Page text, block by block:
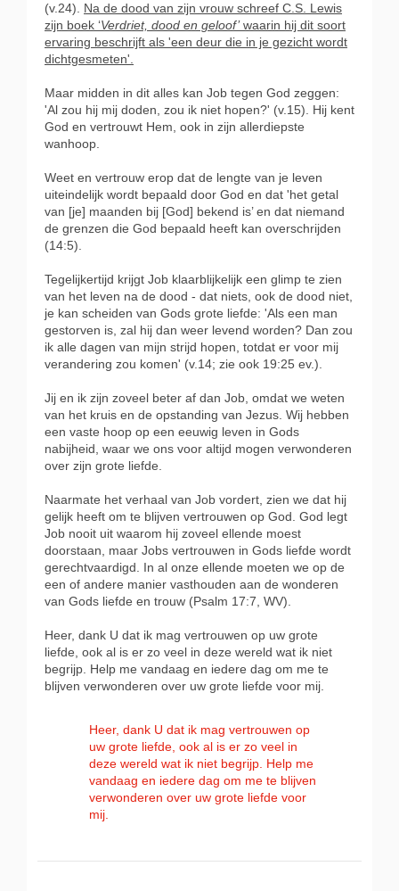
(v.24). Na de dood van zijn vrouw schreef C.S. Lewis
zijn boek ‘Verdriet, dood en geloof’waarin hij dit soort
ervaring beschrijft als 'een deur die in je gezicht wordt
dichtgesmeten'.
Maar midden in dit alles kan Job tegen God zeggen:
'Al zou hij mij doden, zou ik niet hopen?' (v.15). Hij kent
God en vertrouwt Hem, ook in zijn allerdiepste
wanhoop.
Weet en vertrouw erop dat de lengte van je leven
uiteindelijk wordt bepaald door God en dat 'het getal
van [je] maanden bij [God] bekend is’ en dat niemand
de grenzen die God bepaald heeft kan overschrijden
(14:5).
Tegelijkertijd krijgt Job klaarblijkelijk een glimp te zien
van het leven na de dood - dat niets, ook de dood niet,
je kan scheiden van Gods grote liefde: 'Als een man
gestorven is, zal hij dan weer levend worden? Dan zou
ik alle dagen van mijn strijd hopen, totdat er voor mij
verandering zou komen' (v.14; zie ook 19:25 ev.).
Jij en ik zijn zoveel beter af dan Job, omdat we weten
van het kruis en de opstanding van Jezus. Wij hebben
een vaste hoop op een eeuwig leven in Gods
nabijheid, waar we ons voor altijd mogen verwonderen
over zijn grote liefde.
Naarmate het verhaal van Job vordert, zien we dat hij
gelijk heeft om te blijven vertrouwen op God. God legt
Job nooit uit waarom hij zoveel ellende moest
doorstaan, maar Jobs vertrouwen in Gods liefde wordt
gerechtvaardigd. In al onze ellende moeten we op de
een of andere manier vasthouden aan de wonderen
van Gods liefde en trouw (Psalm 17:7, WV).
Heer, dank U dat ik mag vertrouwen op uw grote
liefde, ook al is er zo veel in deze wereld wat ik niet
begrijp. Help me vandaag en iedere dag om me te
blijven verwonderen over uw grote liefde voor mij.
Heer, dank U dat ik mag vertrouwen op
uw grote liefde, ook al is er zo veel in
deze wereld wat ik niet begrijp. Help me
vandaag en iedere dag om me te blijven
verwonderen over uw grote liefde voor
mij.